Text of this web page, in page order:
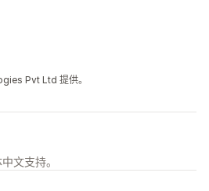
Pvt Ltd 提供。
文支持。